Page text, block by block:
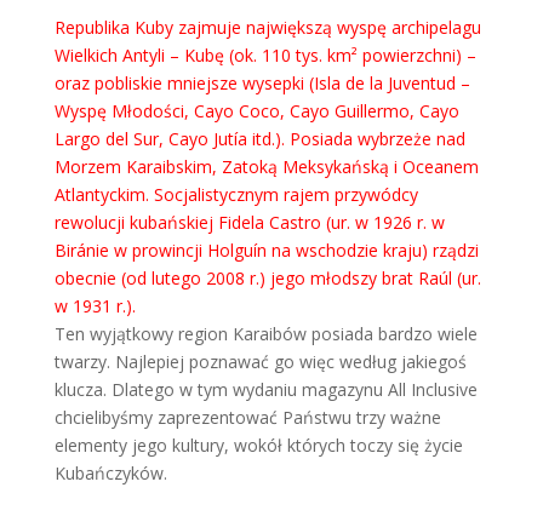
Republika Kuby zajmuje największą wyspę archipelagu
Wielkich Antyli – Kubę (ok. 110 tys. km² powierzchni) –
oraz pobliskie mniejsze wysepki (Isla de la Juventud –
Wyspę Młodości, Cayo Coco, Cayo Guillermo, Cayo
Largo del Sur, Cayo Jutía itd.). Posiada wybrzeże nad
Morzem Karaibskim, Zatoką Meksykańską i Oceanem
Atlantyckim. Socjalistycznym rajem przywódcy
rewolucji kubańskiej Fidela Castro (ur. w 1926 r. w
Biránie w prowincji Holguín na wschodzie kraju) rządzi
obecnie (od lutego 2008 r.) jego młodszy brat Raúl (ur.
w 1931 r.).
Ten wyjątkowy region Karaibów posiada bardzo wiele
twarzy. Najlepiej poznawać go więc według jakiegoś
klucza. Dlatego w tym wydaniu magazynu All Inclusive
chcielibyśmy zaprezentować Państwu trzy ważne
elementy jego kultury, wokół których toczy się życie
Kubańczyków.